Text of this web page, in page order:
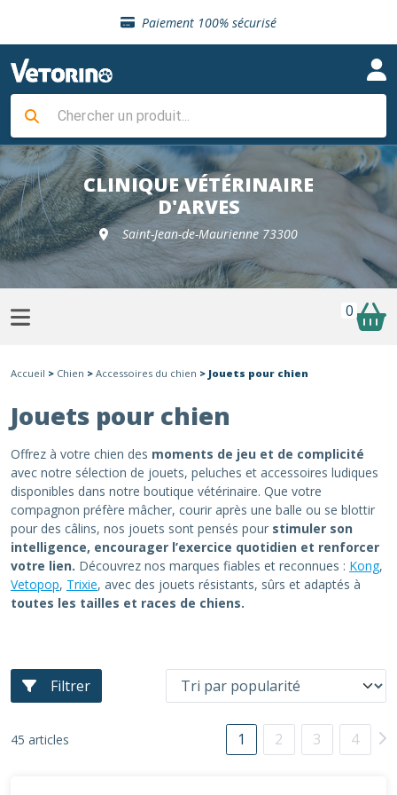
Paiement 100% sécurisé
Livraison gratuite en clinique vétérinaire
Sélection de croquettes vétérinaire
Livraison gratuite en clinique vétérinaire
Retour gratuit en clinique
Sélection de croquettes vétérinaire
CLINIQUE VÉTÉRINAIRE
D'ARVES
Saint-Jean-de-Maurienne 73300
0
Accueil > Chien > Accessoires du chien > Jouets pour chien
Jouets pour chien
Offrez à votre chien des moments de jeu et de complicité
avec notre sélection de jouets, peluches et accessoires ludiques
disponibles dans notre boutique vétérinaire. Que votre
compagnon préfère mâcher, courir après une balle ou se blottir
pour des câlins, nos jouets sont pensés pour stimuler son
intelligence, encourager l’exercice quotidien et renforcer
votre lien. Découvrez nos marques fiables et reconnues : Kong,
Vetopop, Trixie, avec des jouets résistants, sûrs et adaptés à
toutes les tailles et races de chiens.
Filtrer
45 articles 1 2 3 4